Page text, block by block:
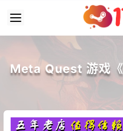
Meta Quest 游戏